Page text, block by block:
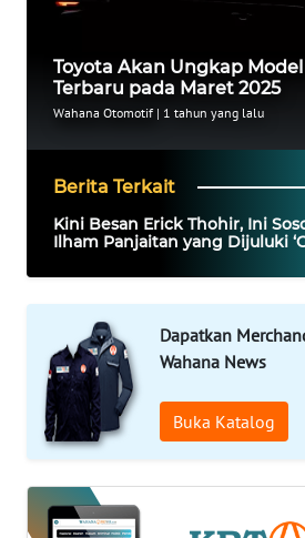
Toyota Akan Ungkap
Terbaru pada Maret 2025
Wahana Otomotif | 1 tahun yang lalu
Berita Terkait
Kini Besan Erick Thohir, Ini
Ilham Panjaitan yang Dijuluki
Dapatkan
Wahana News
Buka Katalog
SERBI
WAHANA
INFRASTRUKTUR
WAHANA
TANI
WAHANA
TRAVEL